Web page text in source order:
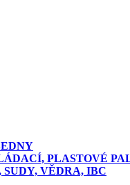
PLASTOVÉ
VĚDRA, IBC